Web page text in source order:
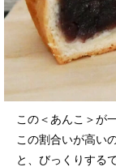
この＜あんこ＞が
この割合いが高い
と、びっくりする